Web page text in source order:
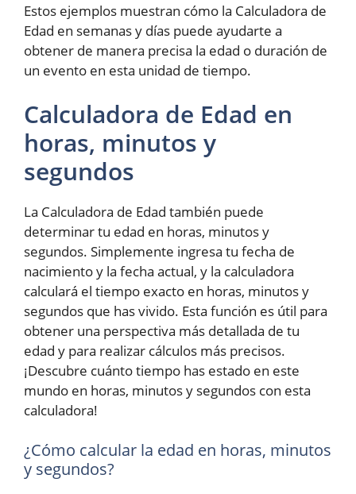
Estos ejemplos muestran cómo la Calculadora de
Edad en semanas y días puede ayudarte a
obtener de manera precisa la edad o duración de
un evento en esta unidad de tiempo.
Calculadora de Edad en
horas, minutos y
segundos
La Calculadora de Edad también puede
determinar tu edad en horas, minutos y
segundos. Simplemente ingresa tu fecha de
nacimiento y la fecha actual, y la calculadora
calculará el tiempo exacto en horas, minutos y
segundos que has vivido. Esta función es útil para
obtener una perspectiva más detallada de tu
edad y para realizar cálculos más precisos.
¡Descubre cuánto tiempo has estado en este
mundo en horas, minutos y segundos con esta
calculadora!
¿Cómo calcular la edad en horas, minutos
y segundos?